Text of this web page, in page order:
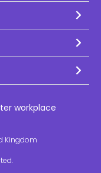
workplace
Kingdom